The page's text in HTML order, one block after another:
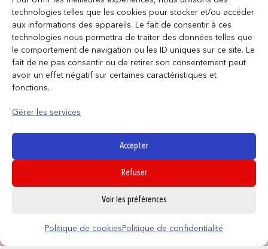
technologies telles que les cookies pour stocker et/ou accéder
aux informations des appareils. Le fait de consentir à ces
technologies nous permettra de traiter des données telles que
le comportement de navigation ou les ID uniques sur ce site. Le
fait de ne pas consentir ou de retirer son consentement peut
avoir un effet négatif sur certaines caractéristiques et
fonctions.
Gérer les services
Accepter
Refuser
Voir les préférences
Politique de cookies Politique de confidentialité